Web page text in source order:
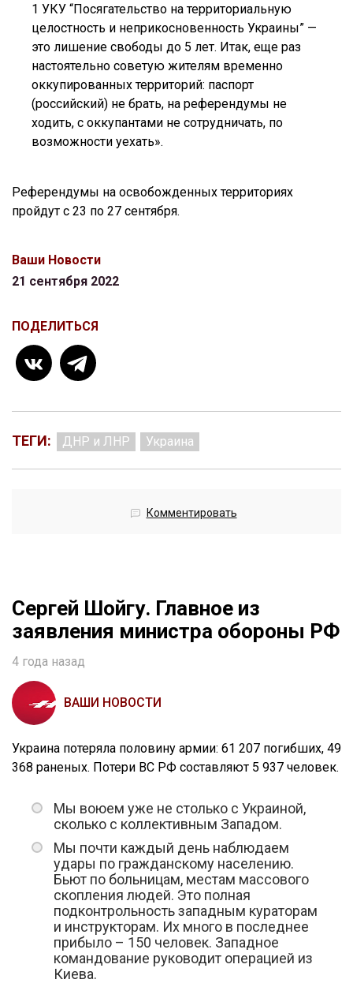
1 УКУ “Посягательство на территориальную
целостность и неприкосновенность Украины” —
это лишение свободы до 5 лет. Итак, еще раз
настоятельно советую жителям временно
оккупированных территорий: паспорт
(российский) не брать, на референдумы не
ходить, с оккупантами не сотрудничать, по
возможности уехать».
Референдумы на освобожденных территориях
пройдут с 23 по 27 сентября.
Ваши Новости
21 сентября 2022
ПОДЕЛИТЬСЯ
ТЕГИ: ДНР и ЛНР Украина
Комментировать
Сергей Шойгу. Главное из
заявления министра обороны РФ
4 года назад
ВАШИ НОВОСТИ
Украина потеряла половину армии: 61 207 погибших, 49
368 раненых. Потери ВС РФ составляют 5 937 человек.
Мы воюем уже не столько с Украиной,
сколько с коллективным Западом.
Мы почти каждый день наблюдаем
удары по гражданскому населению.
Бьют по больницам, местам массового
скопления людей. Это полная
подконтрольность западным кураторам
и инструкторам. Их много в последнее
прибыло – 150 человек. Западное
командование руководит операцией из
Киева.